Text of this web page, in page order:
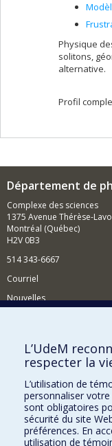
Physique
solitons,
alternative.
Profil
Département de
Complexe des sciences
1375 Avenue Thérèse-
Montréal (Québec)
H2V 0B3
514 343-6667
Courriel
Nouvelles
Comment soutenir le
BESOIN D'AIDE?
Plan du site
Signaler une erreur
Accessibilité
L’UdeM
respecter la
L’utilisation de
personnaliser
sont obligatoires
sécurité du site
préférences. En
utilisation de